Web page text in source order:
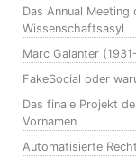
Das Annual
Wissenschaftsasyl
Marc Galanter
FakeSocial oder
Das finale Projekt
Vornamen
Automatisierte